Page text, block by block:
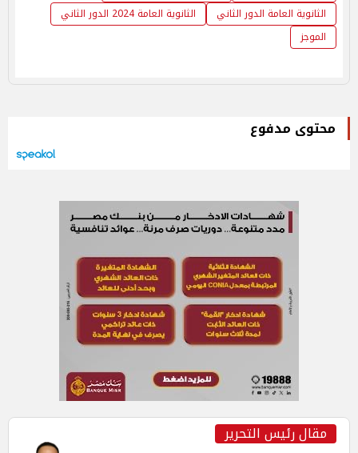
الثانوية العامة الدور الثاني
الثانوية العامة 2024 الدور الثاني
الموجز
محتوى مدفوع
مقال رئيس التحرير